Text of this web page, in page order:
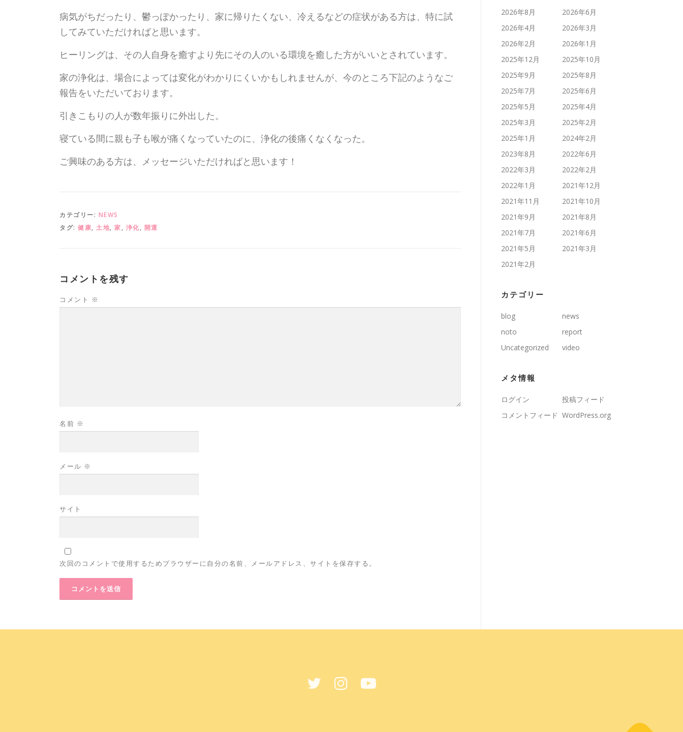
病気がちだったり、鬱っぽかったり、家に帰りたくない、冷えるなどの症状がある方は、特に試
してみていただければと思います。
ヒーリングは、その人自身を癒すより先にその人のいる環境を癒した方がいいとされています。
家の浄化は、場合によっては変化がわかりにくいかもしれませんが、今のところ下記のようなご
報告をいただいております。
引きこもりの人が数年振りに外出した。
寝ている間に親も子も喉が痛くなっていたのに、浄化の後痛くなくなった。
ご興味のある方は、メッセージいただければと思います！
カテゴリー: NEWS
タグ: 健康, 土地, 家, 浄化, 開運
コメントを残す
コメント ※
名前 ※
メール ※
サイト
次回のコメントで使用するためブラウザーに自分の名前、メールアドレス、サイトを保存する。
2026年8月
2026年6月
2026年4月
2026年3月
2026年2月
2026年1月
2025年12月
2025年10月
2025年9月
2025年8月
2025年7月
2025年6月
2025年5月
2025年4月
2025年3月
2025年2月
2025年1月
2024年2月
2023年8月
2022年6月
2022年3月
2022年2月
2022年1月
2021年12月
2021年11月
2021年10月
2021年9月
2021年8月
2021年7月
2021年6月
2021年5月
2021年3月
2021年2月
カテゴリー
blog
news
noto
report
Uncategorized
video
メタ情報
ログイン
投稿フィード
コメントフィード WordPress.org